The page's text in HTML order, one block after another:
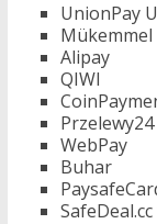
UnionPay
Mükemmel
Alipay
QIWI
Przelewy24
WebPay
Buhar